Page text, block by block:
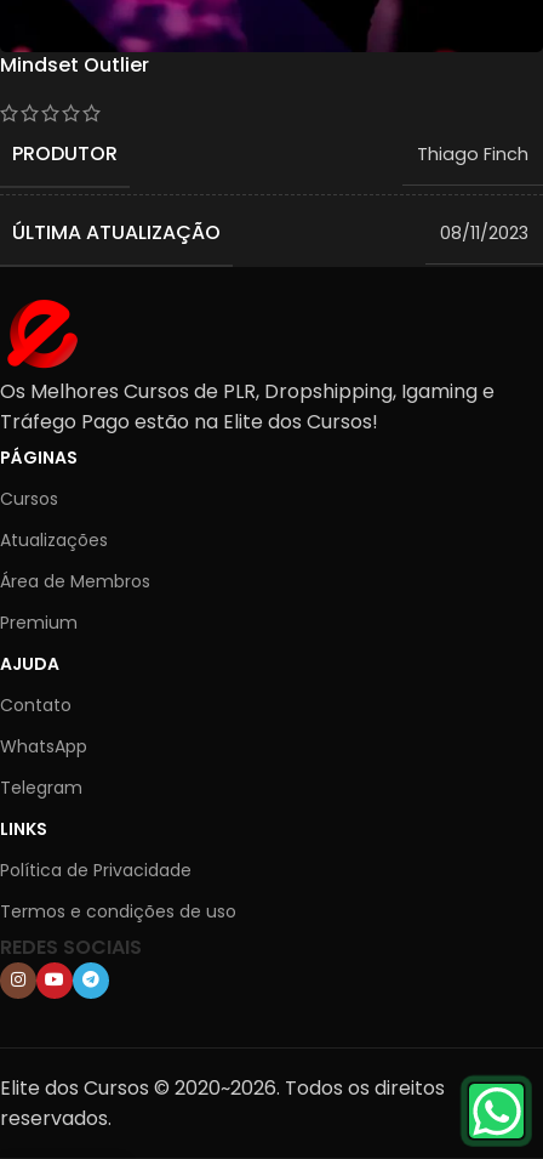
Mindset Outlier
PRODUTOR Thiago Finch
ÚLTIMA ATUALIZAÇÃO 08/11/2023
Os Melhores Cursos de PLR, Dropshipping, Igaming e
Tráfego Pago estão na Elite dos Cursos!
PÁGINAS
Cursos
Atualizações
Área de Membros
Premium
AJUDA
Contato
WhatsApp
Telegram
LINKS
Política de Privacidade
Termos e condições de uso
REDES SOCIAIS
Elite dos Cursos © 2020~2026. Todos os direitos
reservados.